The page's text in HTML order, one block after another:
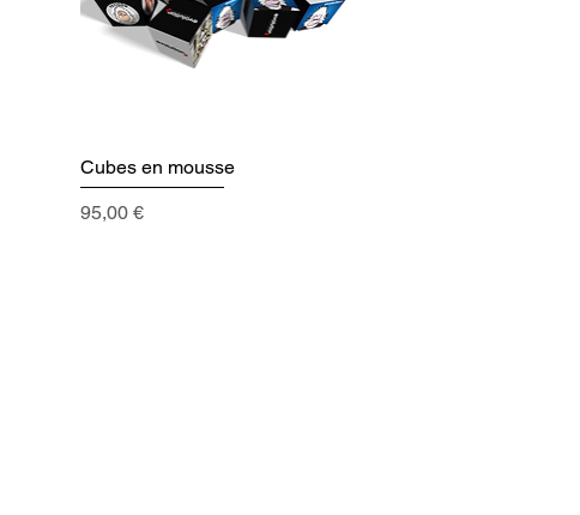
Aperçu rapide
Cubes en mousse
Prix
95,00 €